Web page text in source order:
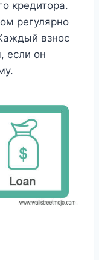
кредитора.
регулярно
взнос
если он